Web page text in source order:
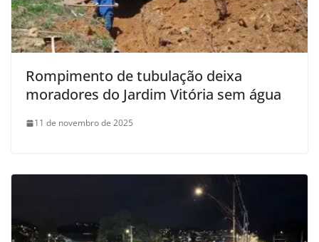
Rompimento de tubulação deixa
moradores do Jardim Vitória sem água
11 de novembro de 2025